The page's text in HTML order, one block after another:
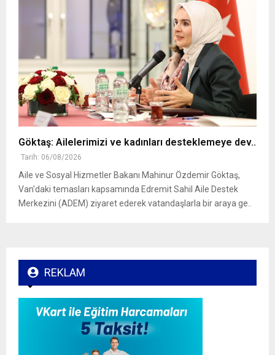
Göktaş: Ailelerimizi ve kadınları desteklemeye dev..
Tarih: 06/08/2026
Aile ve Sosyal Hizmetler Bakanı Mahinur Özdemir Göktaş,
Van'daki temasları kapsamında Edremit Sahil Aile Destek
Merkezini (ADEM) ziyaret ederek vatandaşlarla bir araya ge..
REKLAM